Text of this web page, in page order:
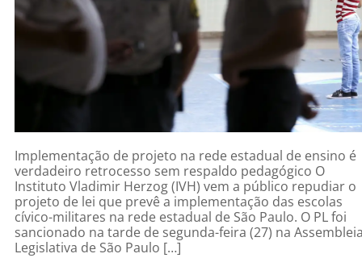
Implementação de projeto na rede estadual de ensino é
verdadeiro retrocesso sem respaldo pedagógico O
Instituto Vladimir Herzog (IVH) vem a público repudiar o
projeto de lei que prevê a implementação das escolas
cívico-militares na rede estadual de São Paulo. O PL foi
sancionado na tarde de segunda-feira (27) na
Legislativa de São Paulo […]